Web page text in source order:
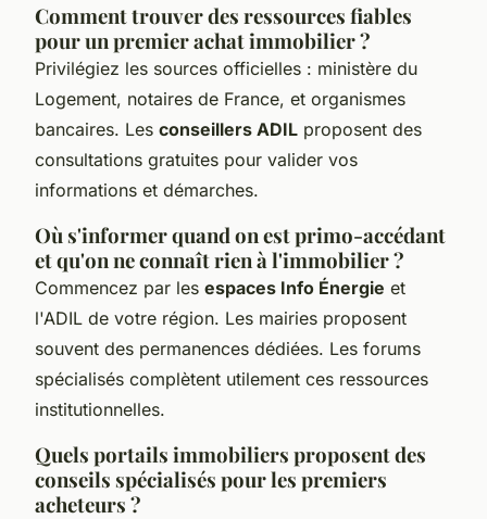
Comment trouver des ressources fiables
pour un premier achat immobilier ?
Privilégiez les sources officielles : ministère du
Logement, notaires de France, et organismes
bancaires. Les conseillers ADIL proposent des
consultations gratuites pour valider vos
informations et démarches.
Où s'informer quand on est primo-accédant
et qu'on ne connaît rien à l'immobilier ?
Commencez par les espaces Info Énergie et
l'ADIL de votre région. Les mairies proposent
souvent des permanences dédiées. Les forums
spécialisés complètent utilement ces ressources
institutionnelles.
Quels portails immobiliers proposent des
conseils spécialisés pour les premiers
acheteurs ?